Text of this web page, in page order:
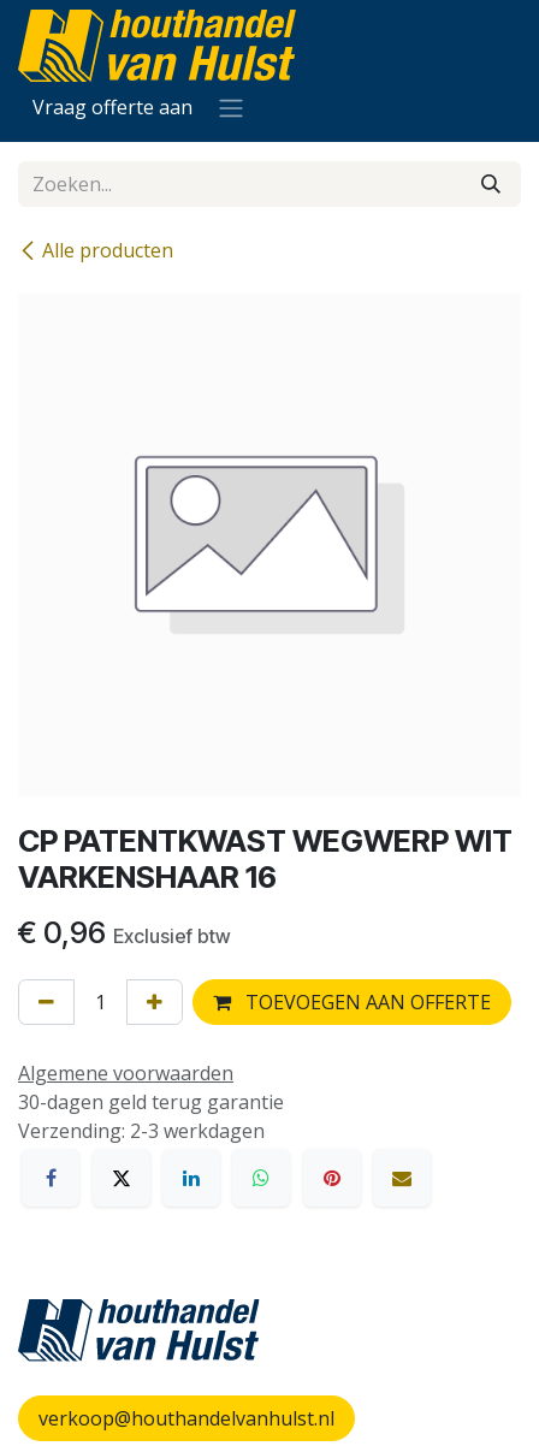
Overslaan naar inhoud
Vraag offerte aan
Alle producten
CP PATENTKWAST WEGWERP WIT
VARKENSHAAR 16
€ 0,96 Exclusief btw
TOEVOEGEN AAN OFFERTE
Algemene voorwaarden
30-dagen geld terug garantie
Verzending: 2-3 werkdagen
verkoop@houthandelvanhulst.nl